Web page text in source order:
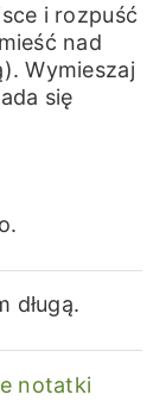
i rozpuść
nad
Wymieszaj
się
długą.
notatki